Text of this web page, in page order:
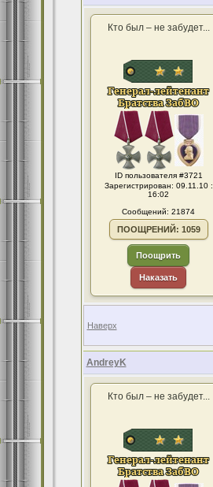
Кто был – не забудет...
ID пользователя #3721
Зарегистрирован: 09.11.10 :
16:02
Сообщений: 21874
ПООЩРЕНИЙ: 1059
Поощрить
Наказать
Наверх
AndreyK
Кто был – не забудет...